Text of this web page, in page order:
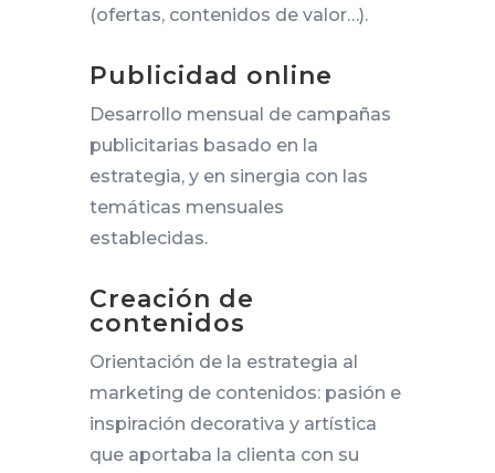
(ofertas, contenidos de valor…).
Publicidad online
Desarrollo mensual de campañas
publicitarias basado en la
estrategia, y en sinergia con las
temáticas mensuales
establecidas.
Creación de
contenidos
Orientación de la estrategia al
marketing de contenidos: pasión e
inspiración decorativa y artística
que aportaba la clienta con su